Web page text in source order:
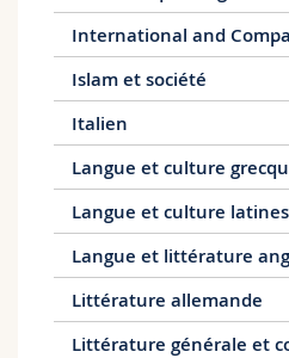
International and
Islam et société
Italien
Langue et culture
Langue et culture latines
Langue et littérature
Littérature allemande
Littérature générale et